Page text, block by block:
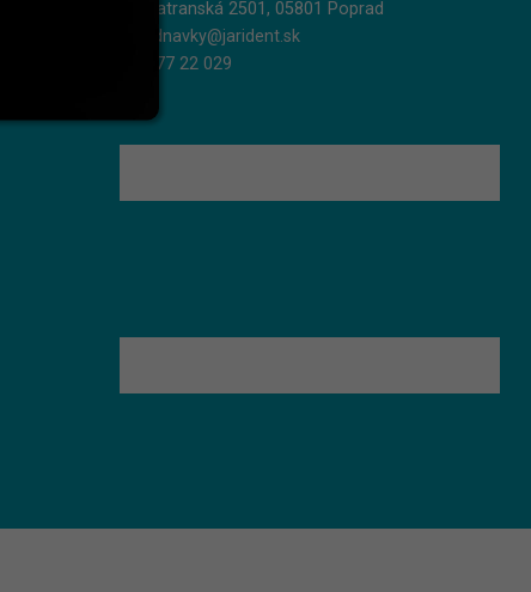
Podtatranská 2501, 05801 Poprad
objednavky@jarident.sk
052/77 22 029